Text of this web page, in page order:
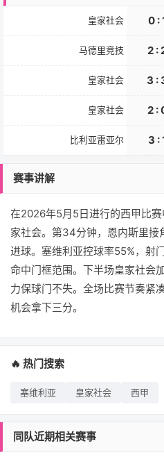
皇家社会 0 :
马德里竞技 2 :
皇家社会 3 :
皇家社会 2 :
比利亚雷亚尔 3 :
赛事讲解
在2026年5月5日进行的西甲比
家社会。第34分钟，恩内斯里接
进球。塞维利亚控球率55%，射
命中门框范围。下半场皇家社会
力保球门不失。全场比赛节奏紧
机会拿下三分。
🔥 热门搜索
塞维利亚 皇家社会 西甲
同队近期相关赛事